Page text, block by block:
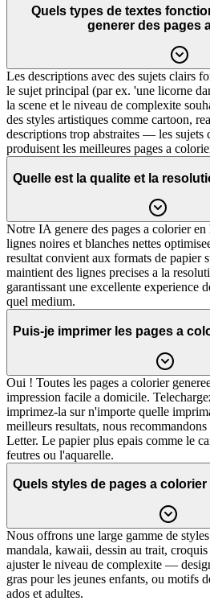
Quels types de textes
generer des pages
Les descriptions avec des sujets clairs
le sujet principal (par ex. 'une licorne
la scene et le niveau de complexite
des styles artistiques comme cartoon,
descriptions trop abstraites — les sujets
produisent les meilleures pages a
Quelle est la qualite et la
Notre IA genere des pages a colorier
lignes noires et blanches nettes
resultat convient aux formats de papier
maintient des lignes precises a la
garantissant une excellente experience
quel medium.
Puis-je imprimer les pages a
Oui ! Toutes les pages a colorier
impression facile a domicile.
imprimez-la sur n'importe quelle
meilleurs resultats, nous
Letter. Le papier plus epais comme le
feutres ou l'aquarelle.
Quels styles de pages a
Nous offrons une large gamme de
mandala, kawaii, dessin au trait,
ajuster le niveau de complexite —
gras pour les jeunes enfants, ou motifs
ados et adultes.